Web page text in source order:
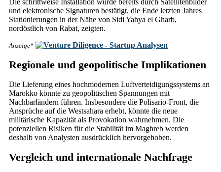
und elektronische Signaturen bestätigt, die Ende letzten Jahres
Stationierungen in der Nähe von Sidi Yahya el Gharb,
nordöstlich von Rabat, zeigten.
Anzeige*
Regionale und geopolitische Implikationen
Die Lieferung eines hochmodernen Luftverteidigungssystems an
Marokko könnte zu geopolitischen Spannungen mit
Nachbarländern führen. Insbesondere die Polisario-Front, die
Ansprüche auf die Westsahara erhebt, könnte die neue
militärische Kapazität als Provokation wahrnehmen. Die
potenziellen Risiken für die Stabilität im Maghreb werden
deshalb von Analysten ausdrücklich hervorgehoben.
Vergleich und internationale Nachfrage